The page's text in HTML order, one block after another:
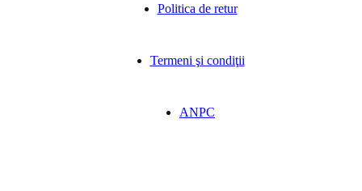
Politica de retur
Termeni şi condiţii
ANPC